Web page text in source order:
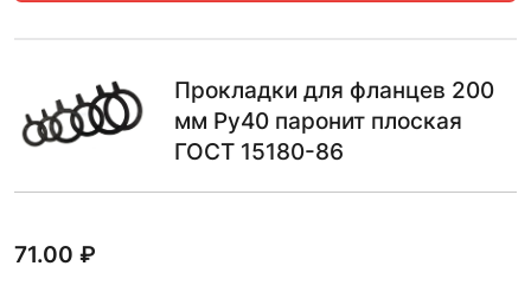
Прокладки для фланцев 200
мм Ру40 паронит плоская
ГОСТ 15180-86
71.00 ₽